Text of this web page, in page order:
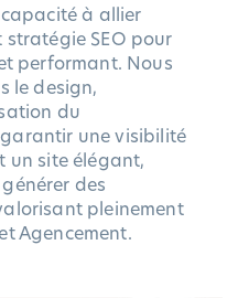
à allier
SEO pour
performant. Nous
le design,
du
une visibilité
un site élégant,
des
pleinement
Agencement.